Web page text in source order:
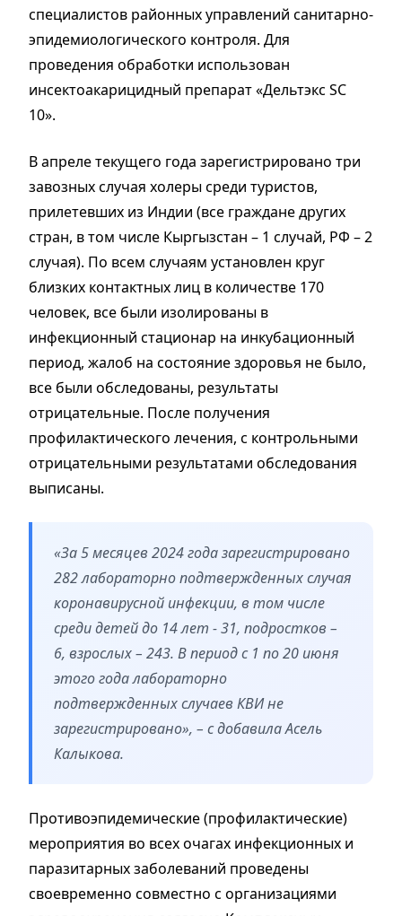
специалистов районных управлений санитарно-
эпидемиологического контроля. Для
проведения обработки использован
инсектоакарицидный препарат «Дельтэкс SC
10».
В апреле текущего года зарегистрировано три
завозных случая холеры среди туристов,
прилетевших из Индии (все граждане других
стран, в том числе Кыргызстан – 1 случай, РФ – 2
случая). По всем случаям установлен круг
близких контактных лиц в количестве 170
человек, все были изолированы в
инфекционный стационар на инкубационный
период, жалоб на состояние здоровья не было,
все были обследованы, результаты
отрицательные. После получения
профилактического лечения, с контрольными
отрицательными результатами обследования
выписаны.
«За 5 месяцев 2024 года зарегистрировано
282 лабораторно подтвержденных случая
коронавирусной инфекции, в том числе
среди детей до 14 лет - 31, подростков –
6, взрослых – 243. В период с 1 по 20 июня
этого года лабораторно
подтвержденных случаев КВИ не
зарегистрировано», – с добавила Асель
Калыкова.
Противоэпидемические (профилактические)
мероприятия во всех очагах инфекционных и
паразитарных заболеваний проведены
своевременно совместно с организациями